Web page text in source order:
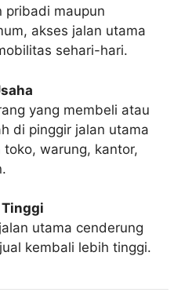
pribadi maupun
akses jalan utama
sehari-hari.
yang membeli atau
di pinggir jalan utama
warung, kantor,
utama cenderung
kembali lebih tinggi.